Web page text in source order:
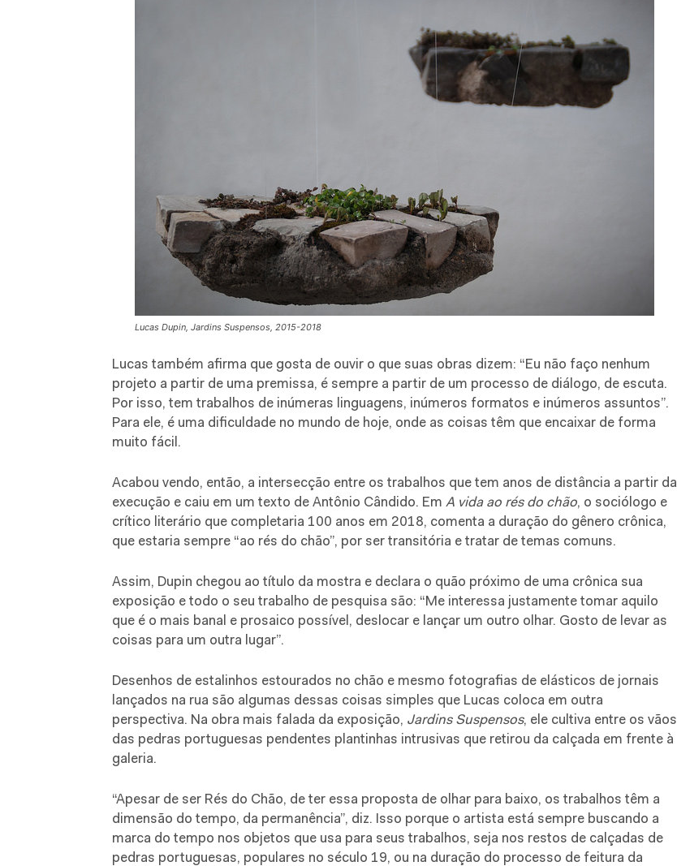
Lucas Dupin, Jardins Suspensos, 2015-2018
Lucas também afirma que gosta de ouvir o que suas obras dizem: “Eu não faço nenhum
projeto a partir de uma premissa, é sempre a partir de um processo de diálogo, de escuta.
Por isso, tem trabalhos de inúmeras linguagens, inúmeros formatos e inúmeros assuntos”.
Para ele, é uma dificuldade no mundo de hoje, onde as coisas têm que encaixar de forma
muito fácil.
Acabou vendo, então, a intersecção entre os trabalhos que tem anos de distância a partir da
execução e caiu em um texto de Antônio Cândido. Em A vida ao rés do chão, o sociólogo e
crítico literário que completaria 100 anos em 2018, comenta a duração do gênero crônica,
que estaria sempre “ao rés do chão”, por ser transitória e tratar de temas comuns.
Assim, Dupin chegou ao título da mostra e declara o quão próximo de uma crônica sua
exposição e todo o seu trabalho de pesquisa são: “Me interessa justamente tomar aquilo
que é o mais banal e prosaico possível, deslocar e lançar um outro olhar. Gosto de levar as
coisas para um outra lugar”.
Desenhos de estalinhos estourados no chão e mesmo fotografias de elásticos de jornais
lançados na rua são algumas dessas coisas simples que Lucas coloca em outra
perspectiva. Na obra mais falada da exposição, Jardins Suspensos, ele cultiva entre os vãos
das pedras portuguesas pendentes plantinhas intrusivas que retirou da calçada em frente à
galeria.
“Apesar de ser Rés do Chão, de ter essa proposta de olhar para baixo, os trabalhos têm a
dimensão do tempo, da permanência”, diz. Isso porque o artista está sempre buscando a
marca do tempo nos objetos que usa para seus trabalhos, seja nos restos de calçadas de
pedras portuguesas, populares no século 19, ou na duração do processo de feitura da